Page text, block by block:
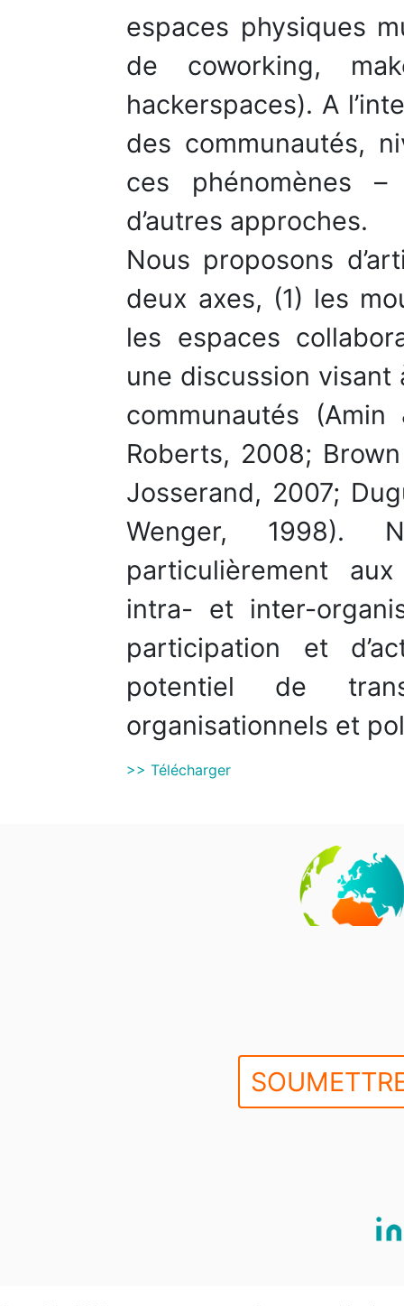
espaces physiques
de coworking,
hackerspaces). A
des communautés,
ces phénomènes
d’autres approches.
Nous proposons
deux axes, (1) les
les espaces
une discussion
communautés
Roberts, 2008;
Josserand, 2007;
Wenger, 1998).
particulièrement
intra- et inter-
participation et
potentiel de
organisationnels et
>> Télécharger